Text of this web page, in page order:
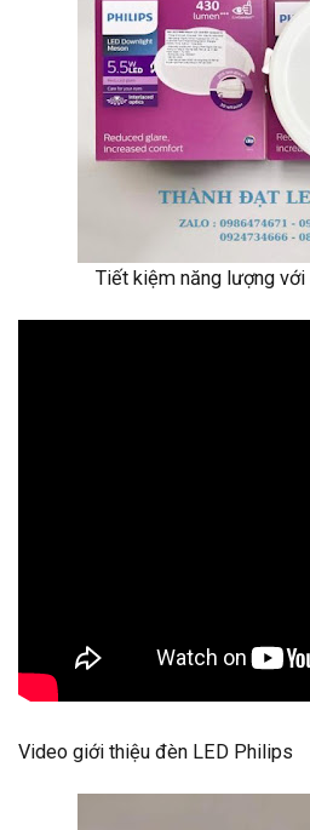
Tiết kiệm năng lượng
Video giới thiệu đèn LED Philips